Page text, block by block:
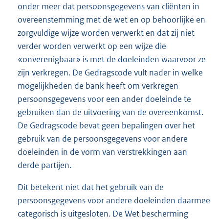
onder meer dat persoonsgegevens van cliënten in
overeenstemming met de wet en op behoorlijke en
zorgvuldige wijze worden verwerkt en dat zij niet
verder worden verwerkt op een wijze die
«onverenigbaar» is met de doeleinden waarvoor ze
zijn verkregen. De Gedragscode vult nader in welke
mogelijkheden de bank heeft om verkregen
persoonsgegevens voor een ander doeleinde te
gebruiken dan de uitvoering van de overeenkomst.
De Gedragscode bevat geen bepalingen over het
gebruik van de persoonsgegevens voor andere
doeleinden in de vorm van verstrekkingen aan
derde partijen.
Dit betekent niet dat het gebruik van de
persoonsgegevens voor andere doeleinden daarmee
categorisch is uitgesloten. De Wet bescherming